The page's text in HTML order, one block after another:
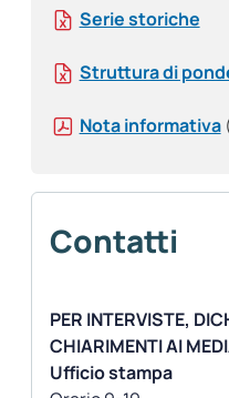
Serie storiche
Struttura di
Nota informativa
Contatti
PER INTERVISTE,
CHIARIMENTI AI
Ufficio stampa